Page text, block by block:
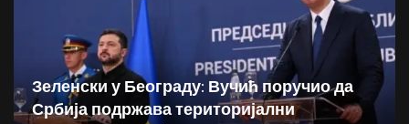
Зеленски у Београду: Вучић поручио да
Србија подржава територијални